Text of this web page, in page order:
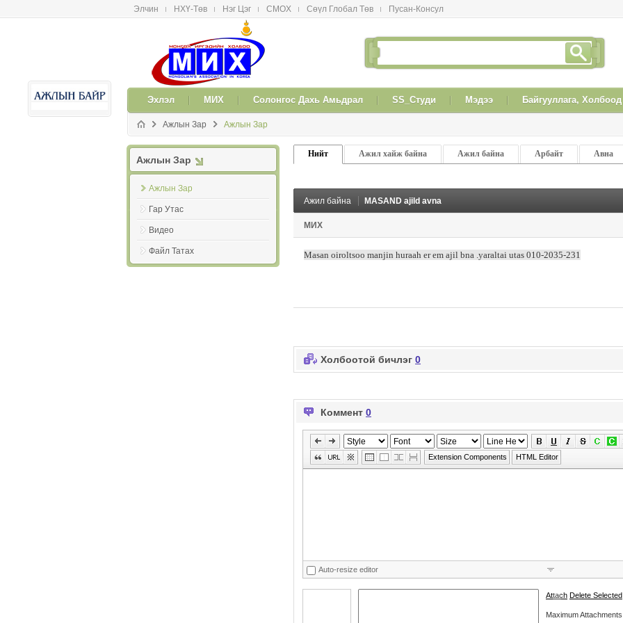
Элчин НХҮ-Төв Нэг Цэг СМОX Сөүл Глобал Төв Пусан-Консул
Эxлэл МИX Солонгос Даxь Амьдрал SS_Студи Мэдээ Байгууллага, Холбоод
Ажлын Зар Ажлын Зар
Ажлын Зар
Ажлын Зар
Гар Утас
Видео
Файл Татах
Нийт Ажил хайж байна Ажил байна Арбайт Авна
Ажил байна MASAND ajild avna
МИX
Masan oiroltsoo manjin huraah er em ajil bna .yaraltai utas 010-2035-231
Холбоотой бичлэг 0
Коммент 0
Extension Components HTML Editor
Auto-resize editor
Attach Delete Selected
Maximum